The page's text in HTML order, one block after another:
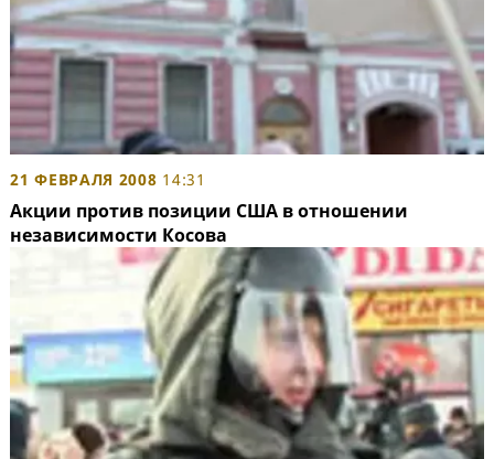
21 ФЕВРАЛЯ 2008 14:31
Акции против позиции США в отношении
независимости Косова